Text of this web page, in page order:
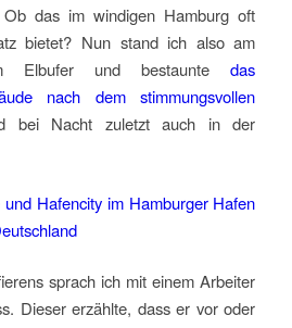
Ob das im windigen Hamburg oft
bietet? Nun stand ich also am
Elbufer und bestauntedas
nach dem stimmungsvollen
bei Nacht zuletzt auch in der
sprach ich mit einem Arbeiter
Dieser erzählte, dass er vor oder